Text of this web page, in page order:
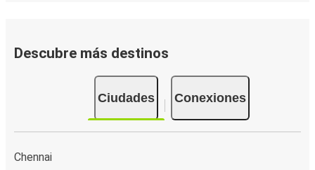
Descubre más destinos
Ciudades Conexiones
Chennai